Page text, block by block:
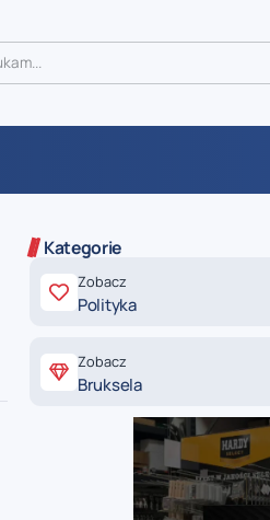
Kategorie
Zobacz
Polityka
Zobacz
Bruksela